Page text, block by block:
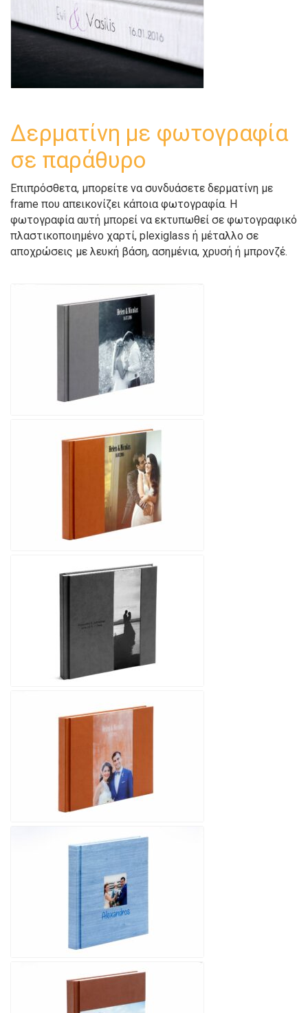
Δερματίνη με φωτογραφία
σε παράθυρο
Επιπρόσθετα, μπορείτε να συνδυάσετε δερματίνη με
frame που απεικονίζει κάποια φωτογραφία. Η
φωτογραφία αυτή μπορεί να εκτυπωθεί σε φωτογραφικό
πλαστικοποιημένο χαρτί, plexiglass ή μέταλλο σε
αποχρώσεις με λευκή βάση, ασημένια, χρυσή ή μπρονζέ.